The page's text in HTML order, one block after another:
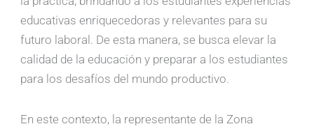
educativas enriquecedoras y relevantes para su
futuro laboral. De esta manera, se busca elevar la
calidad de la educación y preparar a los estudiantes
para los desafíos del mundo productivo.
En este contexto, la representante de la Zona